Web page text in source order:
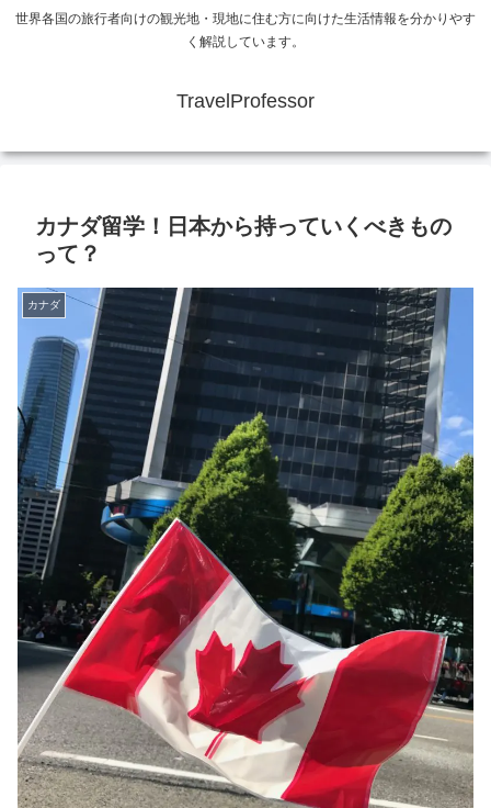
世界各国の旅行者向けの観光地・現地に住む方に向けた生活情報を分かりやす
く解説しています。
TravelProfessor
カナダ留学！日本から持っていくべきもの
って？
カナダ